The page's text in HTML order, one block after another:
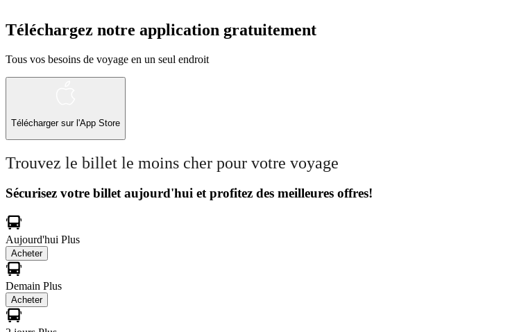
Téléchargez notre application gratuitement
Tous vos besoins de voyage en un seul endroit
Télécharger sur l'App Store
Trouvez le billet le moins cher pour votre voyage
Sécurisez votre billet aujourd'hui et profitez des meilleures offres!
Aujourd'hui Plus
Acheter
Demain Plus
Acheter